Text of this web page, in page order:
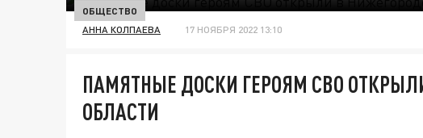
ОБЩЕСТВО
АННА КОЛПАЕВА 17 НОЯБРЯ 2022 13:10
ПАМЯТНЫЕ ДОСКИ ГЕРОЯМ СВО
ОБЛАСТИ